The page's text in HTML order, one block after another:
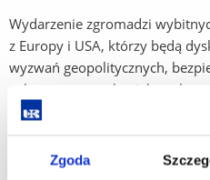
Zgoda
Wydarzenie zgromadzi
z Europy i USA, którzy będą
wyzwań geopolitycznych,
ochrony praw człowieka w
światowego.
będzie podpisanie